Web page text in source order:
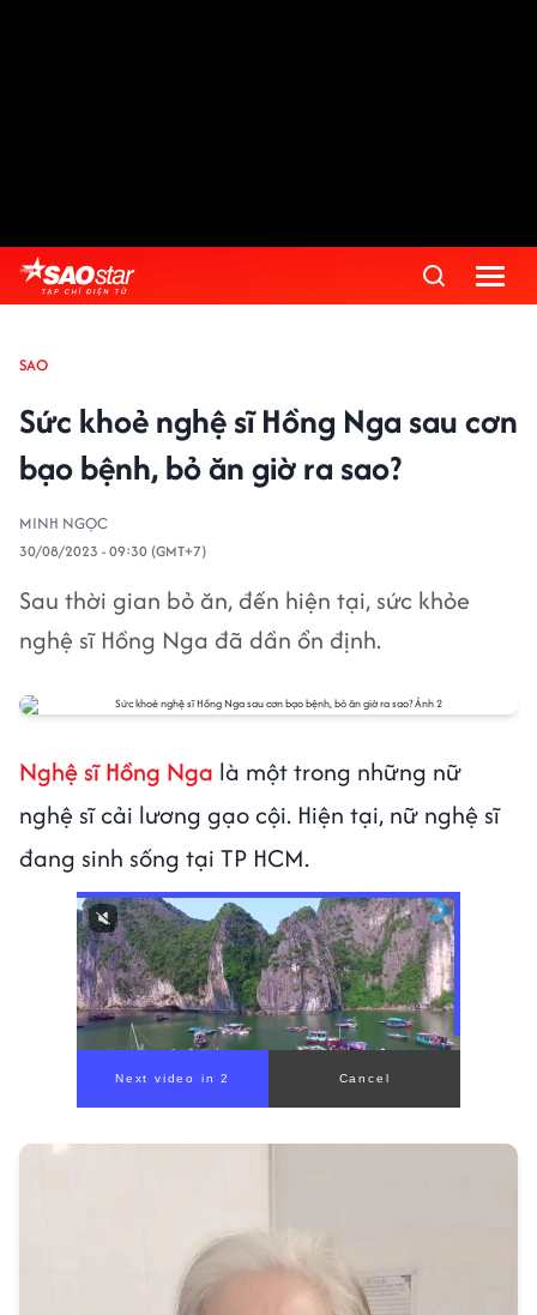
SAO
Sức khoẻ nghệ sĩ Hồng Nga sau cơn
bạo bệnh, bỏ ăn giờ ra sao?
MINH NGỌC
30/08/2023 - 09:30 (GMT+7)
Sau thời gian bỏ ăn, đến hiện tại, sức khỏe
nghệ sĩ Hồng Nga đã dần ổn định.
Nghệ sĩ Hồng Nga là một trong những nữ
nghệ sĩ cải lương gạo cội. Hiện tại, nữ nghệ sĩ
đang sinh sống tại TP HCM.